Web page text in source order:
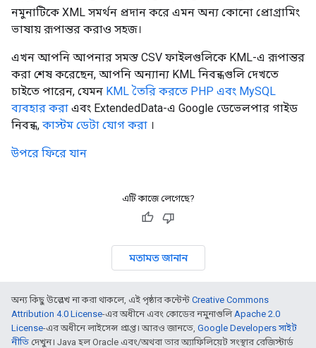
নমুনাটিকে XML সমর্থন প্রদান করে এমন অন্য কোনো প্রোগ্রামিং
ভাষায় রূপান্তর করাও সহজ।
এখন আপনি আপনার সমস্ত CSV ফাইলগুলিকে KML-এ রূপান্তর
করা শেষ করেছেন, আপনি অন্যান্য KML নিবন্ধগুলি দেখতে
চাইতে পারেন, যেমন KML তৈরি করতে PHP এবং MySQL
ব্যবহার করা এবং ExtendedData-এ Google ডেভেলপার গাইড
নিবন্ধ, কাস্টম ডেটা যোগ করা ।
উপরে ফিরে যান
এটি কাজে লেগেছে?
মতামত জানান
অন্য কিছু উল্লেখ না করা থাকলে, এই পৃষ্ঠার কন্টেন্ট Creative Commons
Attribution 4.0 License-এর অধীনে এবং কোডের নমুনাগুলিApache 2.0
License-এর অধীনে লাইসেন্স প্রাপ্ত। আরও জানতে, Google Developers সাইট
নীতি দেখুন। Java হল Oracle এবং/অথবা তার অ্যাফিলিয়েট সংস্থার রেজিস্টার্ড